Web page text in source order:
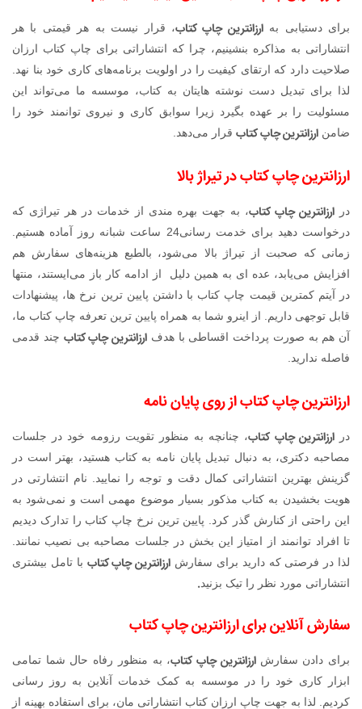
برای دستیابی بهارزانترین چاپ کتاب، قرار نیست به هر قیمتی با هر
انتشاراتی به مذاکره بنشینیم، چرا که انتشاراتی برای چاپ کتاب ارزان
صلاحیت دارد که ارتقای کیفیت را در اولویت برنامه‌های کاری خود بنا نهد.
لذا برای تبدیل دست نوشته هایتان به کتاب، موسسه ما می‌تواند این
مسئولیت را بر عهده بگیرد زیرا سوابق کاری و نیروی توانمند خود را
ضامن ارزانترین چاپ کتاب قرار می‌دهد.
ارزانترین چاپ کتاب در تیراژ بالا
در ارزانترین چاپ کتاب، به جهت بهره مندی از خدمات در هر تیراژی که
درخواست دهید برای خدمت رسانی24 ساعت شبانه روز آماده هستیم.
زمانی که صحبت از تیراژ بالا می‌شود، بالطبع هزینه‌های سفارش هم
افزایش می‌یابد، عده ای به همین دلیل از ادامه کار باز می‌ایستند، منتها
در آیتم کمترین قیمت چاپ کتاب با داشتن پایین ترین نرخ ها، پیشنهادات
قابل توجهی داریم. از اینرو شما به همراه پایین ترین تعرفه چاپ کتاب ما،
آن هم به صورت پرداخت اقساطی با هدف ارزانترین چاپ کتاب چند قدمی
فاصله ندارید.
ارزانترین چاپ کتاب از روی پایان نامه
درارزانترین چاپ کتاب، چنانچه به منظور تقویت رزومه خود در جلسات
مصاحبه دکتری، به دنبال تبدیل پایان نامه به کتاب هستید، بهتر است در
گزینش بهترین انتشاراتی کمال دقت و توجه را نمایید. نام انتشارتی در
هویت بخشیدن به کتاب مذکور بسیار موضوع مهمی است و نمی‌شود به
این راحتی از کنارش گذر کرد. پایین ترین نرخ چاپ کتاب را تدارک دیدیم
تا افراد توانمند از امتیاز این بخش در جلسات مصاحبه بی نصیب نمانند.
لذا در فرصتی که دارید برای سفارش ارزانترین چاپ کتاب با تامل بیشتری
انتشاراتی مورد نظر را تیک بزنید.
سفارش آنلاین برای ارزانترین چاپ کتاب
برای دادن سفارش ارزانترین چاپ کتاب، به منظور رفاه حال شما تمامی
ابزار کاری خود را در موسسه به کمک خدمات آنلاین به روز رسانی
کردیم. لذا به جهت چاپ ارزان کتاب انتشاراتی مان، برای استفاده بهینه از